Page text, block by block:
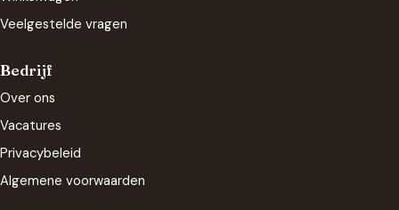
Veelgestelde vragen
Bedrijf
Over ons
Vacatures
Privacybeleid
Algemene voorwaarden